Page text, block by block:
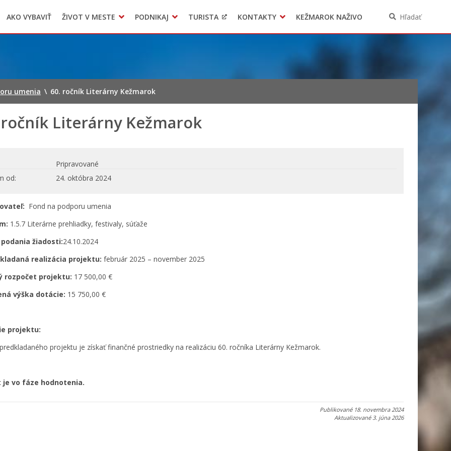
Geo informačný systém – Kežmarok
Oznamovanie podozrení z podvodov
AKO VYBAVIŤ ŽIVOT V MESTE
Triedený zber – NATUR – PACK
PODNIKAJ TURISTA KONTAKTY KEŽMAROK NAŽIVO Hľadať
umenia \ 60. ročník Literárny Kežmarok
Literárny Kežmarok
Pripravované
od
24. októbra 2024
Fond na podporu umenia
1.5.7 Literárne prehliadky, festivaly, súťaže
žiadosti:24.10.2024
realizácia projektu: február 2025 – november 2025
rozpočet projektu: 17 500,00 €
výška dotácie: 15 750,00 €
projektu:
projektu je získať finančné prostriedky na realizáciu 60. ročníka Literárny Kežmarok.
je vo fáze hodnotenia.
Publikované 18. novembra 2024
Aktualizované3. júna 2026